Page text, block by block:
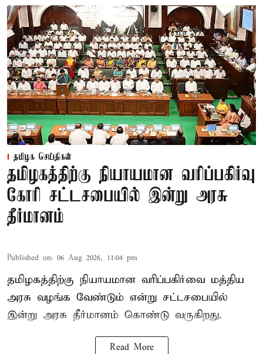
தமிழக செய்திகள்
தமிழகத்திற்கு நியாயமான வரிப்பகிர்வு
கோரி சட்டசபையில் இன்று அரசு
தீர்மானம்
Published on: 06 Aug 2026, 11:04 pm
தமிழகத்திற்கு நியாயமான வரிப்பகிர்வை மத்திய
அரசு வழங்க வேண்டும் என்று சட்டசபையில்
இன்று அரசு தீர்மானம் கொண்டு வருகிறது.
Read More